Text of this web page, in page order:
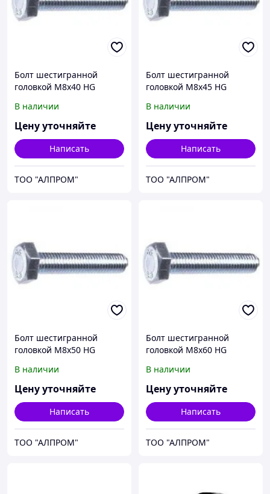
Болт шестигранной
головкой М8х40 HG
В наличии
Цену уточняйте
Написать
ТОО "АЛПРОМ"
Болт шестигранной
головкой М8х45 HG
В наличии
Цену уточняйте
Написать
ТОО "АЛПРОМ"
Болт шестигранной
головкой М8х50 HG
В наличии
Цену уточняйте
Написать
ТОО "АЛПРОМ"
Болт шестигранной
головкой М8х60 HG
В наличии
Цену уточняйте
Написать
ТОО "АЛПРОМ"